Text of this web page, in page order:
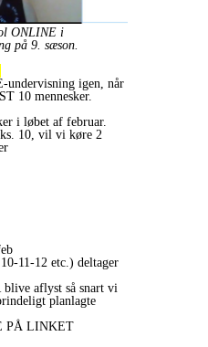
ONLINE i
på 9. sæson.
igen, når
10 mennesker.
i løbet af februar.
10, vil vi køre 2
11-12 etc.) deltager
aflyst så snart vi
planlagte
PÅ LINKET